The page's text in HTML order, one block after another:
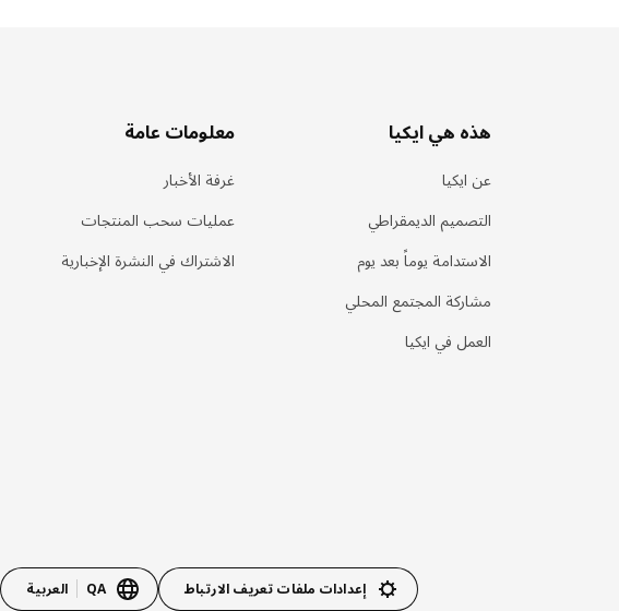
هذه هي ايكيا
عن ايكيا
التصميم الديمقراطي
الاستدامة يوماً بعد يوم
مشاركة المجتمع المحلي
العمل في ايكيا
معلومات عامة
غرفة الأخبار
عمليات سحب المنتجات
الاشتراك في النشرة الإخبارية
إعدادات ملفات تعريف الارتباط QA العربية